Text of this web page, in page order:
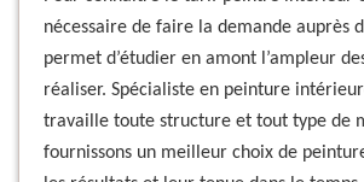
nécessaire de faire la demande auprès
permet d’étudier en amont l’ampleur
réaliser. Spécialiste en peinture
travaille toute structure et tout type de
fournissons un meilleur choix de